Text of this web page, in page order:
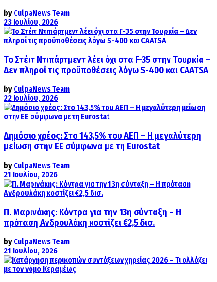
by CulpaNews Team
23 Ιουλίου, 2026
Το Στέιτ Ντιπάρτμεντ λέει όχι στα F-35 στην Τουρκία –
Δεν πληροί τις προϋποθέσεις λόγω S-400 και CAATSA
by CulpaNews Team
22 Ιουλίου, 2026
Δημόσιο χρέος: Στο 143,5% του ΑΕΠ – Η μεγαλύτερη
μείωση στην ΕΕ σύμφωνα με τη Eurostat
by CulpaNews Team
21 Ιουλίου, 2026
Π. Μαρινάκης: Κόντρα για την 13η σύνταξη – Η
πρόταση Ανδρουλάκη κοστίζει €2,5 δισ.
by CulpaNews Team
21 Ιουλίου, 2026